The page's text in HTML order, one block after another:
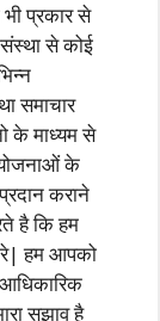
प्रकार से
से कोई
समाचार
के माध्यम से
के
कराने
है कि हम
हम आपको
सुझाव है